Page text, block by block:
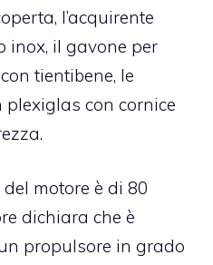
l’acquirente
inox, il gavone per
tientibene, le
con cornice
motore è di 80
dichiara che è
propulsore in grado